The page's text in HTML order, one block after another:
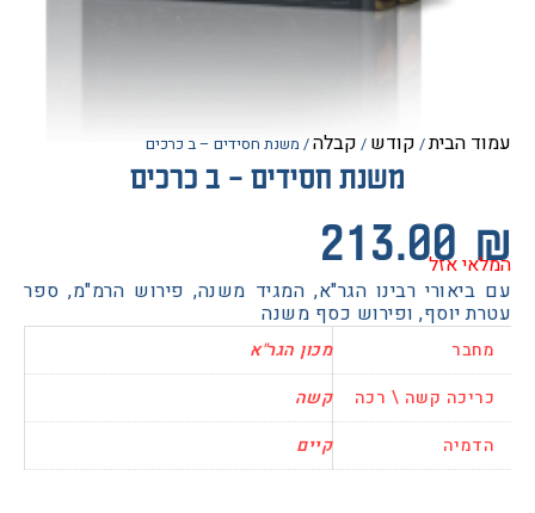
/קודש/ קבלה/ משנת חסידים – ב כרכים
משנת חסידים – ב כרכים
אזל
רבינו הגר"א, המגיד משנה, פירוש הרמ"מ, ספר
יוסף, ופירוש כסף משנה
מכון הגר"א
קשה \ רכה
קשה